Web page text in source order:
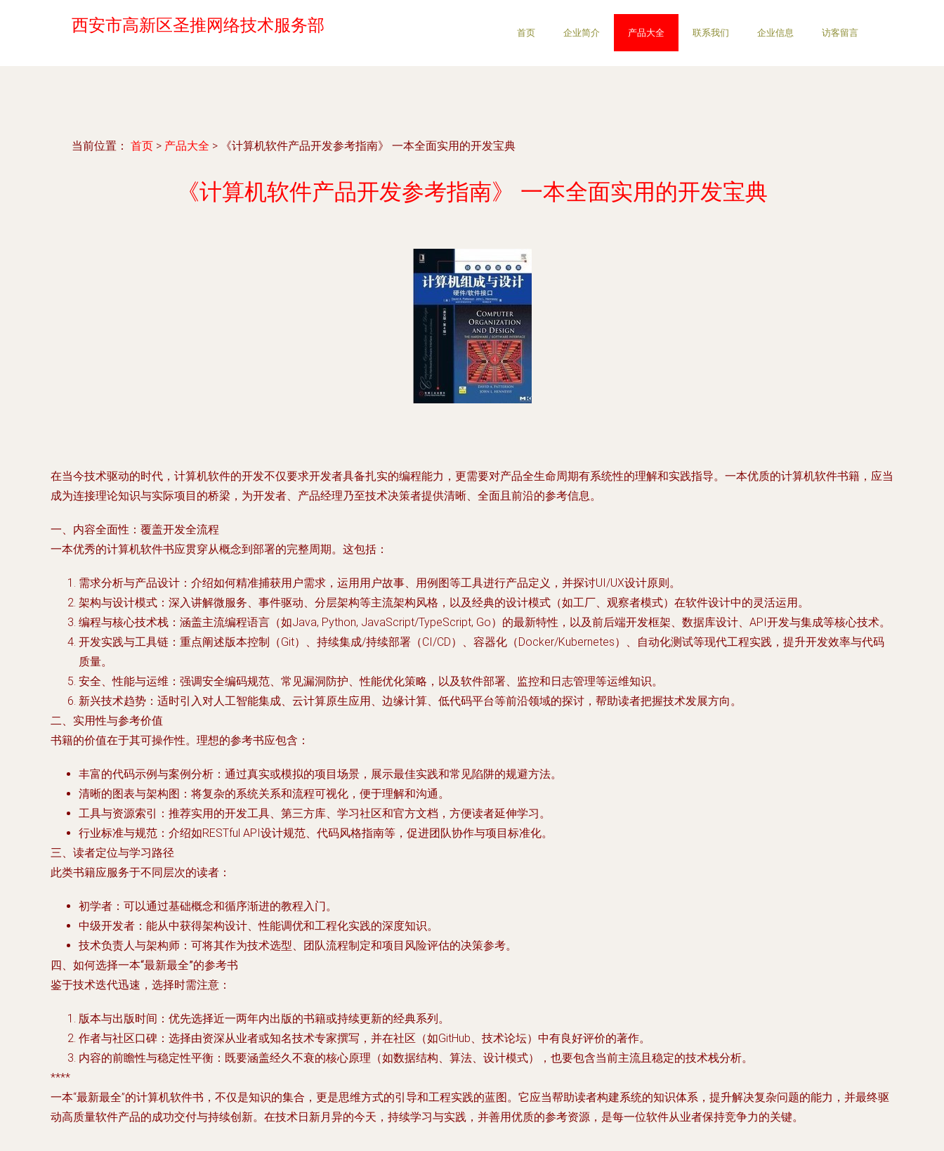
西安市高新区圣推网络技术服务部 首页 企业简介 产品大全 联系我们 企业信息 访客留言
当前位置： 首页 > 产品大全 > 《计算机软件产品开发参考指南》 一本全面实用的开发宝典
《计算机软件产品开发参考指南》 一本全面实用的开发宝典
在当今技术驱动的时代，计算机软件的开发不仅要求开发者具备扎实的编程能力，更需要对产品全生命周期有系统性的理解和实践指导。一本优质的计算机软件书籍，应当
成为连接理论知识与实际项目的桥梁，为开发者、产品经理乃至技术决策者提供清晰、全面且前沿的参考信息。
一、内容全面性：覆盖开发全流程
一本优秀的计算机软件书应贯穿从概念到部署的完整周期。这包括：
需求分析与产品设计 ：介绍如何精准捕获用户需求，运用用户故事、用例图等工具进行产品定义，并探讨UI/UX设计原则。
架构与设计模式 ：深入讲解微服务、事件驱动、分层架构等主流架构风格，以及经典的设计模式（如工厂、观察者模式）在软件设计中的灵活运用。
编程与核心技术栈 ：涵盖主流编程语言（如Java, Python, JavaScript/TypeScript, Go）的最新特性，以及前后端开发框架、数据库设计、API开发与集成等核心技术。
开发实践与工具链 ：重点阐述版本控制（Git）、持续集成/持续部署（CI/CD）、容器化（Docker/Kubernetes）、自动化测试等现代工程实践，提升开发效率与代码
质量。
安全、性能与运维 ：强调安全编码规范、常见漏洞防护、性能优化策略，以及软件部署、监控和日志管理等运维知识。
新兴技术趋势 ：适时引入对人工智能集成、云计算原生应用、边缘计算、低代码平台等前沿领域的探讨，帮助读者把握技术发展方向。
二、实用性与参考价值
书籍的价值在于其可操作性。理想的参考书应包含：
丰富的代码示例与案例分析 ：通过真实或模拟的项目场景，展示最佳实践和常见陷阱的规避方法。
清晰的图表与架构图 ：将复杂的系统关系和流程可视化，便于理解和沟通。
工具与资源索引 ：推荐实用的开发工具、第三方库、学习社区和官方文档，方便读者延伸学习。
行业标准与规范 ：介绍如RESTful API设计规范、代码风格指南等，促进团队协作与项目标准化。
三、读者定位与学习路径
此类书籍应服务于不同层次的读者：
初学者 ：可以通过基础概念和循序渐进的教程入门。
中级开发者 ：能从中获得架构设计、性能调优和工程化实践的深度知识。
技术负责人与架构师 ：可将其作为技术选型、团队流程制定和项目风险评估的决策参考。
四、如何选择一本“最新最全”的参考书
鉴于技术迭代迅速，选择时需注意：
版本与出版时间 ：优先选择近一两年内出版的书籍或持续更新的经典系列。
作者与社区口碑 ：选择由资深从业者或知名技术专家撰写，并在社区（如GitHub、技术论坛）中有良好评价的著作。
内容的前瞻性与稳定性平衡 ：既要涵盖经久不衰的核心原理（如数据结构、算法、设计模式），也要包含当前主流且稳定的技术栈分析。
****
一本“最新最全”的计算机软件书，不仅是知识的集合，更是思维方式的引导和工程实践的蓝图。它应当帮助读者构建系统的知识体系，提升解决复杂问题的能力，并最终驱
动高质量软件产品的成功交付与持续创新。在技术日新月异的今天，持续学习与实践，并善用优质的参考资源，是每一位软件从业者保持竞争力的关键。